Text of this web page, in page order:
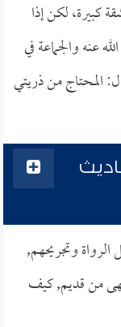
كبيرة، لكن إذا
عنه والجماعة في
المحتاج من ذريتي
وتجريحهم,
من قديم, كيف